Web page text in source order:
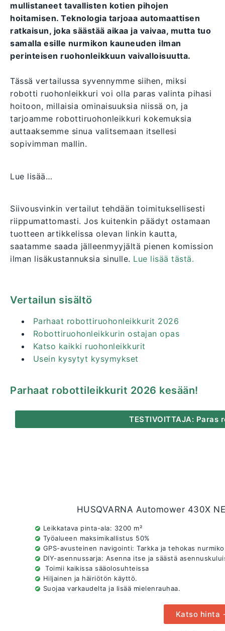
mullistaneet tavallisten kotien pihojen
hoitamisen. Teknologia tarjoaa automaattisen
ratkaisun, joka säästää aikaa ja vaivaa, mutta tuo
samalla esille nurmikon kauneuden ilman
perinteisen ruohonleikkuun vaivalloisuutta.
Tässä vertailussa syvennymme siihen, miksi
robotti ruohonleikkuri voi olla paras valinta pihasi
hoitoon, millaisia ominaisuuksia niissä on, ja
tarjoamme robottiruohonleikkuri kokemuksia
auttaaksemme sinua valitsemaan itsellesi
sopivimman mallin.
Lue lisää…
Siivousvinkin vertailut tehdään toimituksellisesti
riippumattomasti. Jos kuitenkin päädyt ostamaan
tuotteen artikkelissa olevan linkin kautta,
saatamme saada jälleenmyyjältä pienen komission
ilman lisäkustannuksia sinulle. Lue lisää tästä.
Vertailun sisältö
Parhaat robottiruohonleikkurit 2026
Robottiruohonleikkurin ostajan opas
Katso kaikki ruohonleikkurit
Usein kysytyt kysymykset
Parhaat robottileikkurit 2026 kesään!
TESTIVOITTAJA:
HUSQVARNA Automower 430X
Leikkatava pinta-ala: 3200 m²
Työalueen maksimikallistus 50%
GPS-avusteinen navigointi: Tarkka ja tehokas
DIY-asennussarja: Asenna itse ja säästä
Toimii kaikissa sääolosuhteissa
Hiljainen ja häiriötön käyttö.
Suojaa varkaudelta ja lisää mielenrauhaa.
Katso hinta